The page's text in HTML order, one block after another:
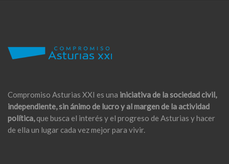
Compromiso Asturias XXI es una iniciativa de la sociedad civil,
independiente, sin ánimo de lucro y al margen de la actividad
política,que busca el interés y el progreso de Asturias y hacer
de ella un lugar cada vez mejor para vivir.